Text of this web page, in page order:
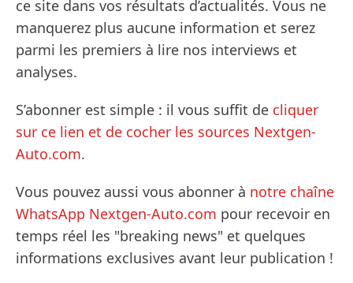
ce site dans vos résultats d’actualités. Vous ne
manquerez plus aucune information et serez
parmi les premiers à lire nos interviews et
analyses.
S’abonner est simple : il vous suffit de cliquer
sur ce lien et de cocher les sources Nextgen-
Auto.com.
Vous pouvez aussi vous abonner à notre chaîne
WhatsApp Nextgen-Auto.com pour recevoir en
temps réel les "breaking news" et quelques
informations exclusives avant leur publication !